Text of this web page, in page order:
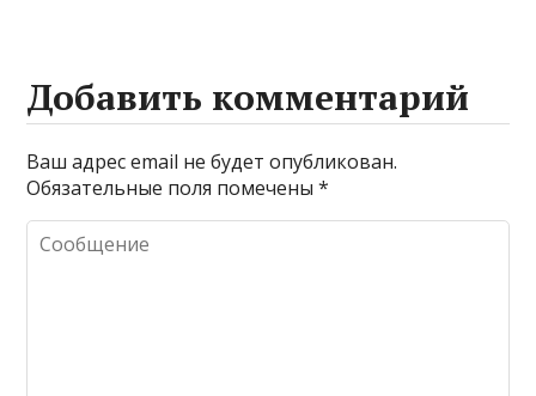
Добавить комментарий
Ваш адрес email не будет опубликован.
Обязательные поля помечены*